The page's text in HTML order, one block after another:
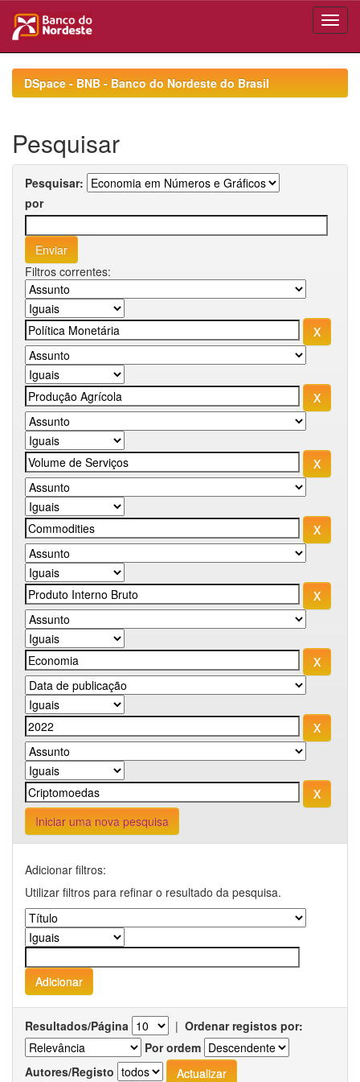
navigationDSpace - BNB - Banco do Nordeste do Brasil
Pesquisar
Pesquisar:
por
Filtros correntes:
Iniciar uma nova pesquisa
Adicionar filtros:
Utilizar filtros para refinar o resultado da pesquisa.
Resultados/Página | Ordenar registos por:
Por ordem
Autores/Registo